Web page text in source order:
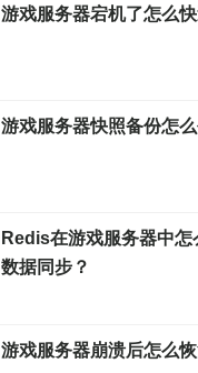
游戏服务器宕机了怎么
游戏服务器快照备份怎
Redis在游戏服务器中怎
数据同步？
游戏服务器崩溃后怎么